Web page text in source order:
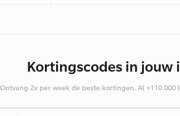
Kortingscodes in jouw
Ontvang 2x per week de beste kortingen. Al +110.000